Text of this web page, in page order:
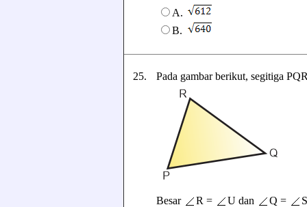
A.
B.
25. Pada gambar berikut, segitiga
Besar R = U dan Q =